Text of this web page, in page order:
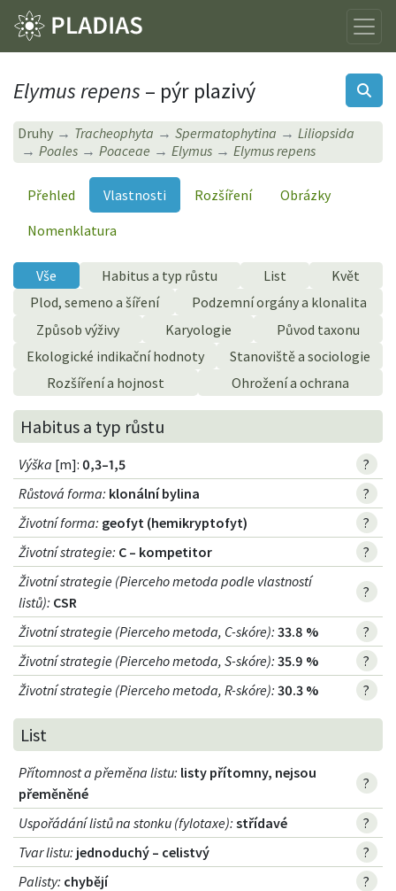
Elymus repens – pýr plazivý
Druhy Tracheophyta Spermatophytina
Liliopsida
Poales
Poaceae Elymus Elymus repens
Přehled Vlastnosti Rozšíření
Obrázky
Nomenklatura
Vše Habitus a typ růstu List
Květ
Plod, semeno a šíření
Podzemní orgány a klonalita
Způsob výživy
Karyologie
Původ taxonu
Ekologické indikační hodnoty
Stanoviště a sociologie
Rozšíření a hojnost
Ohrožení a ochrana
Habitus a typ růstu
Výška [m]: 0,3–1,5
?
Růstová forma: klonální bylina
?
Životní forma: geofyt (hemikryptofyt)
?
Životní strategie: C – kompetitor
?
Životní strategie (Pierceho metoda podle vlastností
listů): CSR
?
Životní strategie (Pierceho metoda, C-skóre): 33.8 %
?
Životní strategie (Pierceho metoda, S-skóre): 35.9 %
?
Životní strategie (Pierceho metoda, R-skóre): 30.3 % ?
List
Přítomnost a přeměna listu: listy přítomny, nejsou
přeměněné
?
Uspořádání listů na stonku (fylotaxe): střídavé
?
Tvar listu: jednoduchý – celistvý
?
Palisty: chybějí
?